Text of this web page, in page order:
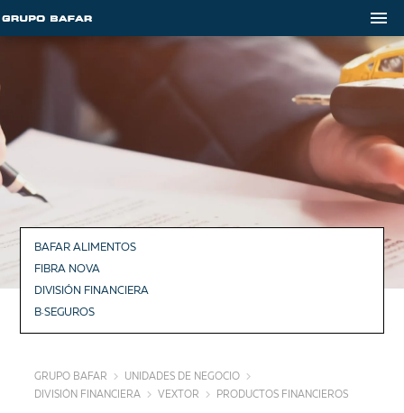
BAFAR ALIMENTOS
FIBRA NOVA
DIVISIÓN FINANCIERA
B·SEGUROS
GRUPO BAFAR
UNIDADES DE NEGOCIO
DIVISIÓN FINANCIERA
VEXTOR PRODUCTOS FINANCIEROS